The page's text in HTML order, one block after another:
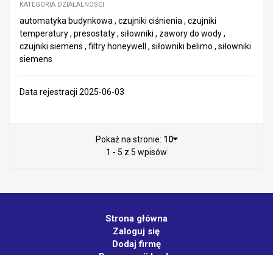
KATEGORIA DZIAŁALNOŚCI
automatyka budynkowa , czujniki ciśnienia , czujniki
temperatury , presostaty , siłowniki , zawory do wody ,
czujniki siemens , filtry honeywell , siłowniki belimo , siłowniki
siemens
Data rejestracji 2025-06-03
Pokaż na stronie: 10
1 - 5 z 5 wpisów
Strona główna
Zaloguj się
Dodaj firmę